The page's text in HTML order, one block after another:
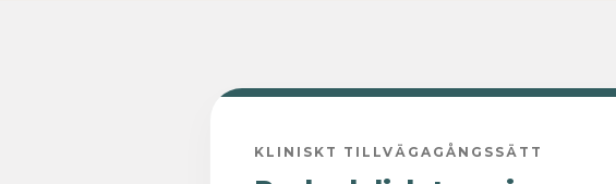
KLINISKT TILLVÄGAGÅNGSSÄTT